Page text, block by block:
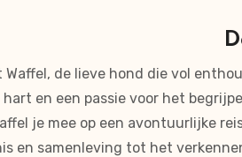
Waffel, de lieve hond die vol
en een passie voor het
je mee op een avontuurlijke
en samenleving tot het